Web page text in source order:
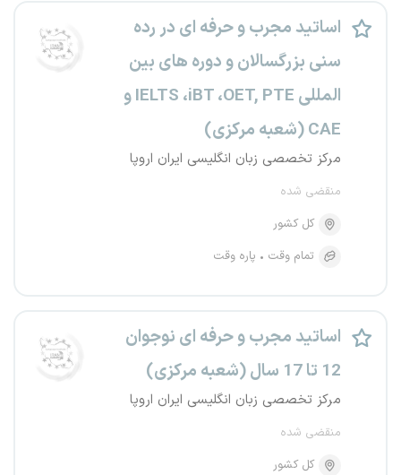
اساتید مجرب و حرفه ای در رده
سنی بزرگسالان و دوره های بین
المللی IELTS ،iBT ،OET, PTE و
CAE (شعبه مرکزی)
مرکز تخصصی زبان انگلیسی ایران اروپا
منقضی شده
کل کشور
تمام وقت
پاره وقت
اساتید مجرب و حرفه ای نوجوان
12 تا 17 سال (شعبه مرکزی)
مرکز تخصصی زبان انگلیسی ایران اروپا
منقضی شده
کل کشور